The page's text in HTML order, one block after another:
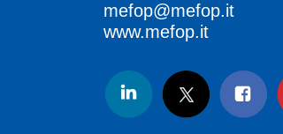
mefop@mefop.it
www.mefop.it